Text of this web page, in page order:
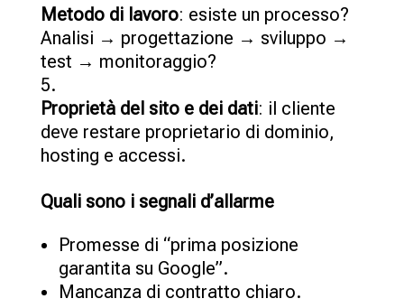
Metodo di lavoro: esiste un processo?
Analisi → progettazione → sviluppo →
test → monitoraggio?
Proprietà del sito e dei dati: il cliente
deve restare proprietario di dominio,
hosting e accessi.
Quali sono i segnali d’allarme
Promesse di “prima posizione
garantita su Google”.
Mancanza di contratto chiaro.